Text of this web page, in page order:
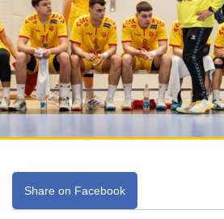
Share on Facebook